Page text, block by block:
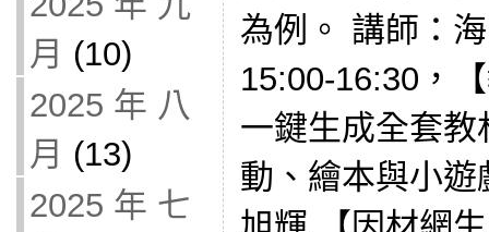
月 (10)
2025 年 八
月 (13)
2025 年 七
為例。 講師：
15:00-16:30，
一鍵生成全套
動、繪本與小